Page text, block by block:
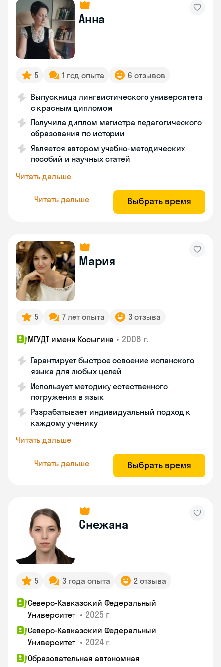
Анна
5 1 год опыта 6 отзывов
Выпускница лингвистического университета
с красным дипломом
Получила диплом магистра педагогического
образования по истории
Является автором учебно-методических
пособий и научных статей
Читать дальше
Читать дальше Выбрать время
Мария
5 7 лет опыта 3 отзыва
МГУДТ имени Косыгина • 2008 г.
Гарантирует быстрое освоение испанского
языка для любых целей
Использует методику естественного
погружения в язык
Разрабатывает индивидуальный подход к
каждому ученику
Читать дальше
Читать дальше Выбрать время
Снежана
5 3 года опыта 2 отзыва
Северо-Кавказский Федеральный
Университет • 2025 г.
Северо-Кавказский Федеральный
Университет • 2024 г.
Образовательная автономная